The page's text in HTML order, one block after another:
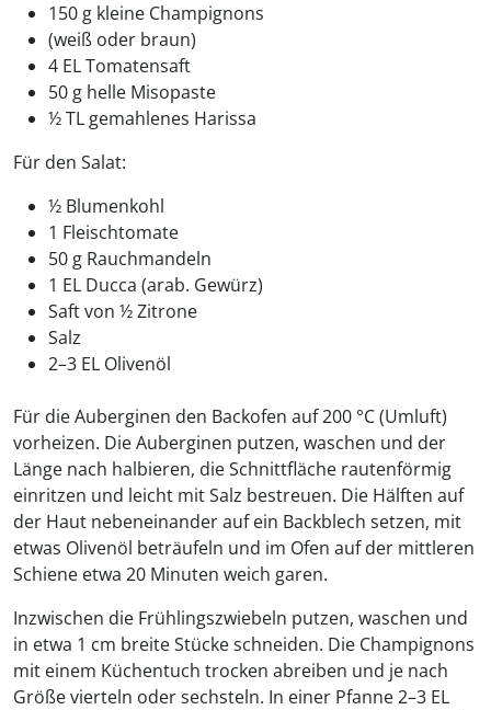
150 g kleine Champignons
(weiß oder braun)
4 EL Tomatensaft
50 g helle Misopaste
½ TL gemahlenes Harissa
Für den Salat:
½ Blumenkohl
1 Fleischtomate
50 g Rauchmandeln
1 EL Ducca (arab. Gewürz)
Saft von ½ Zitrone
Salz
2–3 EL Olivenöl
Für die Auberginen den Backofen auf 200 °C (Umluft)
vorheizen. Die Auberginen putzen, waschen und der
Länge nach halbieren, die Schnittfläche rautenförmig
einritzen und leicht mit Salz bestreuen. Die Hälften auf
der Haut nebeneinander auf ein Backblech setzen, mit
etwas Olivenöl beträufeln und im Ofen auf der mittleren
Schiene etwa 20 Minuten weich garen.
Inzwischen die Frühlingszwiebeln putzen, waschen und
in etwa 1 cm breite Stücke schneiden. Die Champignons
mit einem Küchentuch trocken abreiben und je nach
Größe vierteln oder sechsteln. In einer Pfanne 2–3 EL